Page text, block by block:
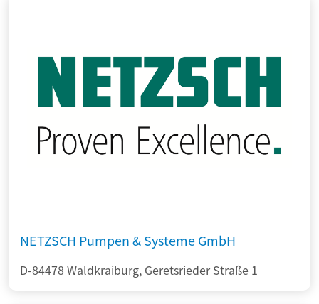
NETZSCH Pumpen & Systeme GmbH
D-84478 Waldkraiburg, Geretsrieder Straße 1